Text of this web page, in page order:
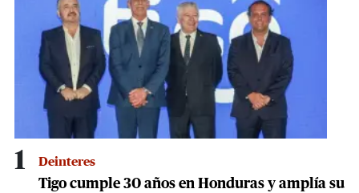
1 Deinteres
Tigo cumple 30 años en Honduras y amplía su